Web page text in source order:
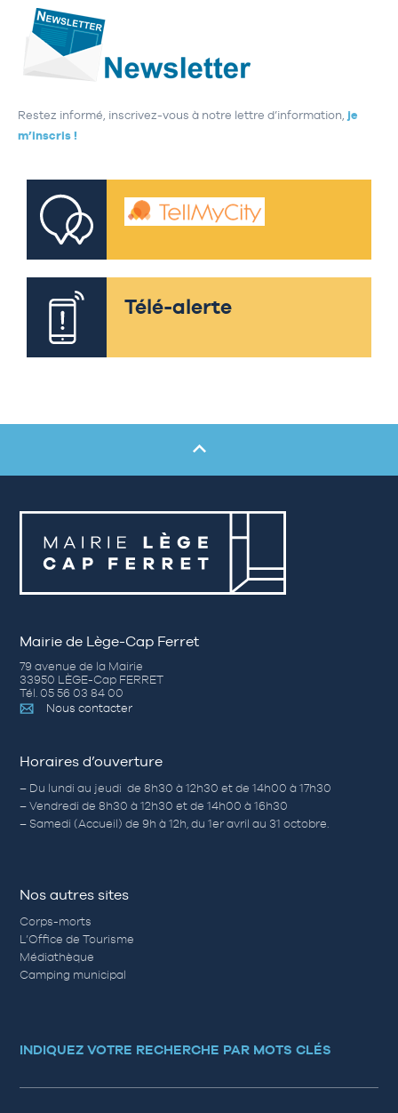
Restez informé, inscrivez-vous à notre lettre d’information, je
m’inscris !
Télé-alerte
Mairie de Lège-Cap Ferret
79 avenue de la Mairie
33950 LÈGE-Cap FERRET
Tél. 05 56 03 84 00
Nous contacter
Horaires d’ouverture
– Du lundi au jeudi de 8h30 à 12h30 et de 14h00 à 17h30
– Vendredi de 8h30 à 12h30 et de 14h00 à 16h30
– Samedi (Accueil) de 9h à 12h, du 1er avril au 31 octobre.
Nos autres sites
Corps-morts
L’Office de Tourisme
Médiathèque
Camping municipal
INDIQUEZ VOTRE RECHERCHE PAR MOTS CLÉS